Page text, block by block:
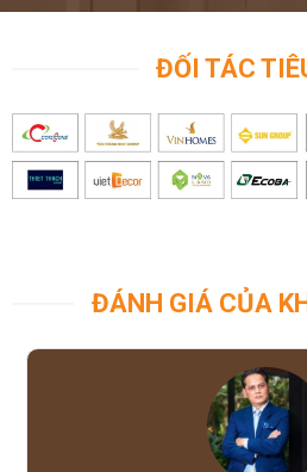
ĐỐI TÁC
ĐÁNH GIÁ CỦA